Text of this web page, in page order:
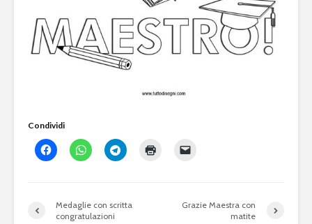
Condividi
Medaglie con scritta
congratulazioni
Grazie Maestra con
matite